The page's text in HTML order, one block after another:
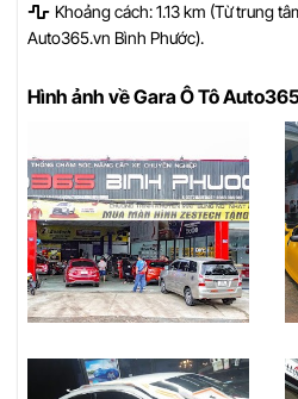
Khoảng cách: 1.13 km (Từ trung
Auto365.vn Bình Phước).
Hình ảnh về Gara Ô Tô